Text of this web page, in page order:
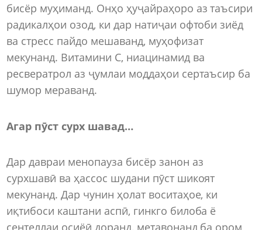
бисёр муҳиманд. Онҳо ҳуҷайраҳоро аз таъсири
радикалҳои озод, ки дар натиҷаи офтоби зиёд
ва стресс пайдо мешаванд, муҳофизат
мекунанд. Витамини C, ниацинамид ва
ресвератрол аз ҷумлаи моддаҳои сертаъсир ба
шумор мераванд.
Агар пӯст сурх шавад…
Дар давраи менопауза бисёр занон аз
сурхшавӣ ва ҳассос шудани пӯст шикоят
мекунанд. Дар чунин ҳолат воситаҳое, ки
иқтибоси каштани аспӣ, гинкго билоба ё